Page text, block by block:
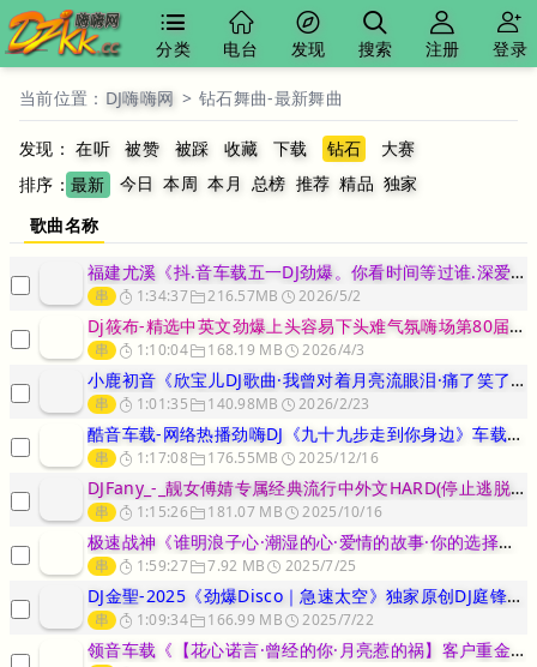
分类 电台 发现 搜索 注册 登录
当前位置： DJ嗨嗨网 > 钻石舞曲-最新舞曲
发现： 在听 被赞 被踩 收藏 下载 钻石
大赛
排序：最新 今日 本周 本月 总榜 推荐 精品 独家
歌曲名称
福建尤溪《抖.音车载五一DJ劲爆。你看时间等过谁.深爱过的人怎么放
串 1:34:37 216.57MB 2026/5/2
Dj筱布-精选中英文劲爆上头容易下头难气氛嗨场第80届“KK杯”B
串 1:10:04 168.19 MB 2026/4/3
小鹿初音《欣宝儿DJ歌曲·我曾对着月亮流眼泪·痛了笑了看透了》-d
串 1:01:35 140.98MB 2026/2/23
酷音车载-网络热播劲嗨DJ《九十九步走到你身边》车载靓碟-Dj小峰
串 1:17:08 176.55MB 2025/12/16
DJFany_-_靓女傅婧专属经典流行中外文HARD(停止逃脱)超
串 1:15:26 181.07 MB 2025/10/16
极速战神《谁明浪子心·潮湿的心·爱情的故事·你的选择客户订制DJ庭
串 1:59:27 7.92 MB 2025/7/25
DJ金聖-2025《劲爆Disco｜急速太空》独家原创DJ庭锋版超
串 1:09:34 166.99 MB 2025/7/22
领音车载《【花心诺言·曾经的你·月亮惹的祸】客户重金定制DJ庭锋独